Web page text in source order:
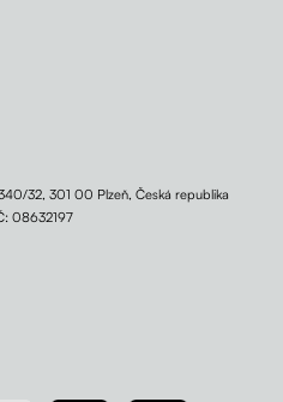
32, 301 00 Plzeň, Česká republika
08632197